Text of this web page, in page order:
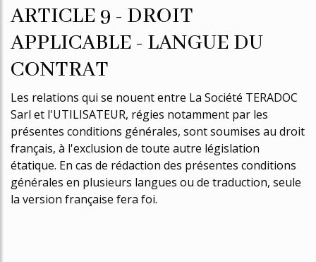
ARTICLE 9 - DROIT
APPLICABLE - LANGUE DU
CONTRAT
Les relations qui se nouent entre La Société TERADOC
Sarl et l'UTILISATEUR, régies notamment par les
présentes conditions générales, sont soumises au droit
français, à l'exclusion de toute autre législation
étatique. En cas de rédaction des présentes conditions
générales en plusieurs langues ou de traduction, seule
la version française fera foi.